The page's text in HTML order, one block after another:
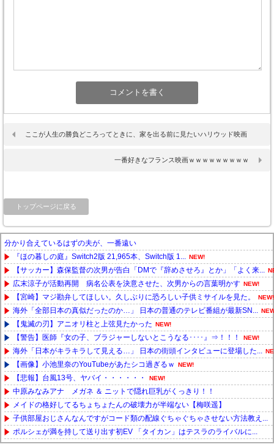
ここが人生の勝負どころってときに、家を出る前に見たいハリウッド映画
一番好きなフランス映画ｗｗｗｗｗｗｗｗｗ
トップページに戻る
分かり合えているはずの夫が、一番遠い
『ほの暮しの庭』Switch2版 21,965本、Switch版 1...
NEW!
【サッカー】森保監督の次男が告白「DMで『辞めさせろ』とか」「よく来...
広末涼子が活動再開 病名公表を決意させた、次男からの言葉明かす NEW!
【宮崎】マジ勘弁してほしい。久しぶりに恐ろしい子供ミサイルを見た。 NEW!
海外「全部日本の真似だったのか…」 日本の普通のテレビ番組が最新SN...
【鬼滅の刃】アニオリ柱と上弦見たかった NEW!
【警告】医師『女の子、ブラジャーしないとこうなる････』⇒！！！ NEW!
海外「日本がキラキラして見える…」 日本の街頭インタビューに登場した...
【画像】小池里奈のYouTubeがあたシコ過ぎるｗ NEW!
【悲報】台風13号、ヤバイ・・・・・・ NEW!
中原みなみアナ メガネ ＆ ニットで隠れ巨乳がくっきり！！
メイドの格好してるちょちょたんの破壊力が半端ない【梅咲遥】
子供部屋おじさんなんですがコード類の配線ぐちゃぐちゃさせない方法教え...
ポルシェが満を持して送り出す初EV 「タイカン」はテスラのライバルに...